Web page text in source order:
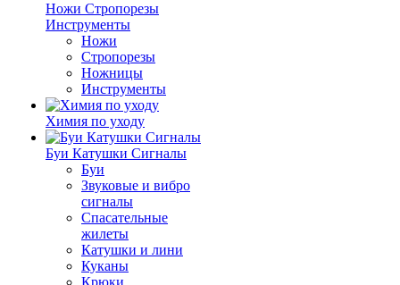
Ножи Стропорезы
Инструменты
Ножи
Стропорезы
Ножницы
Инструменты
Химия по уходу
Буи Катушки Сигналы
Буи
Звуковые и вибро
сигналы
Спасательные
жилеты
Катушки и лини
Куканы
Крюки